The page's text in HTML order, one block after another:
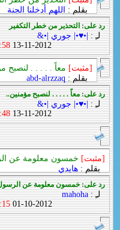
بقلم :
اللهم أدخلنا الجنة
رد على: التحذير من خطر التكفير
لـِ : |•♥•| جوري |•&
13-11-2012
PM
[مثبت] معاً . . . . . لنصبح
بقلم : abd-alrzzaq
رد على: معاً . . . . . لنصبح مؤمنين..
لـِ : |•♥•| جوري |•&
13-11-2012
PM
[مثبت] خمسون معلومة عن
بقلم :هايدي
رد على: خمسون معلومة عن
لـِ :mahoha
01-10-2012
PM